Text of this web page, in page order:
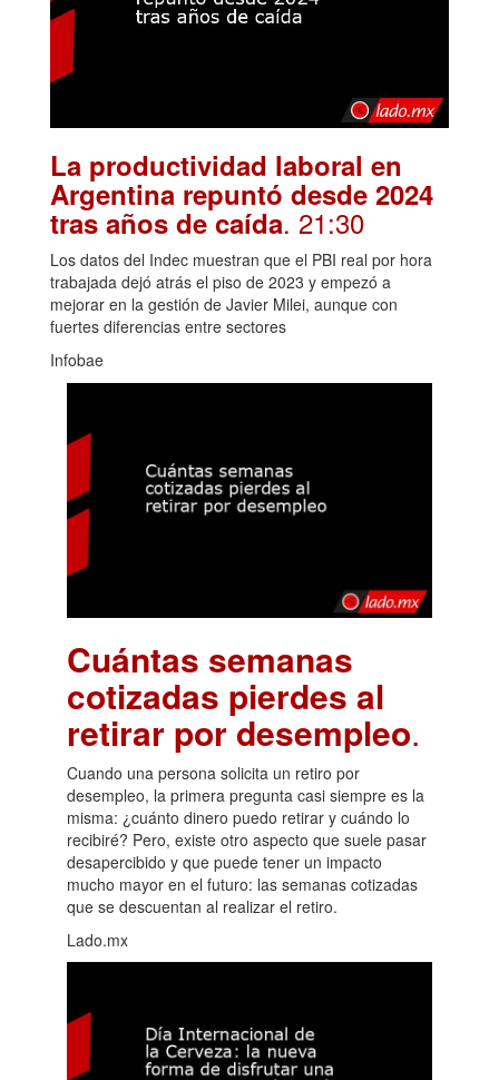
La productividad laboral en
Argentina repuntó desde 2024
tras años de caída. 21:30
Los datos del Indec muestran que el PBI real por hora
trabajada dejó atrás el piso de 2023 y empezó a
mejorar en la gestión de Javier Milei, aunque con
fuertes diferencias entre sectores
Infobae
Cuántas semanas
cotizadas pierdes al
retirar por desempleo.
Cuando una persona solicita un retiro por
desempleo, la primera pregunta casi siempre es la
misma: ¿cuánto dinero puedo retirar y cuándo lo
recibiré? Pero, existe otro aspecto que suele pasar
desapercibido y que puede tener un impacto
mucho mayor en el futuro: las semanas cotizadas
que se descuentan al realizar el retiro.
Lado.mx